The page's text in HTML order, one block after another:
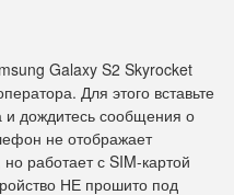
Galaxy S2 Skyrocket
Для этого вставьте
и дождитесь сообщения о
не отображает
работает с SIM-картой
НЕ прошито под